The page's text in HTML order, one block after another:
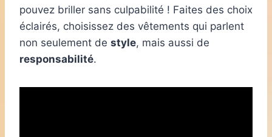
pouvez briller sans culpabilité ! Faites des choix
éclairés, choisissez des vêtements qui parlent
non seulement de style, mais aussi de
responsabilité.